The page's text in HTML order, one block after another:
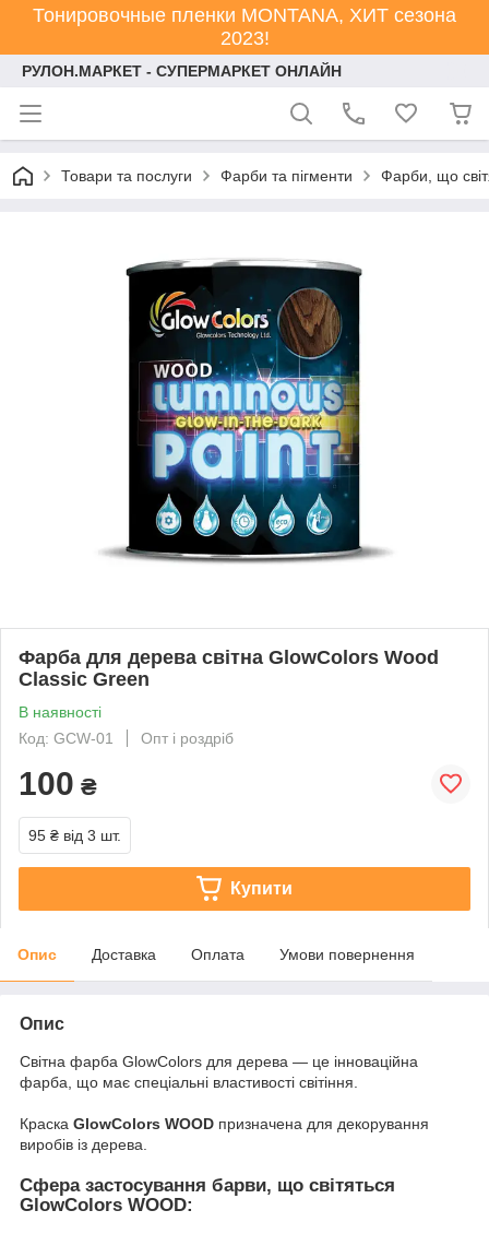
Тонировочные пленки MONTANA, ХИТ сезона
2023!
РУЛОН.МАРКЕТ - СУПЕРМАРКЕТ ОНЛАЙН
Товари та послуги Фарби та пігменти Фарби, що
Фарба для дерева світна GlowColors Wood
Classic Green
В наявності
Код: GCW-01
Опт і роздріб
100 ₴
95 ₴ від 3 шт.
Купити
Опис Доставка Оплата Умови повернення
Опис
Світна фарба GlowColors для дерева — це інноваційна
фарба, що має спеціальні властивості світіння.
Краска GlowColors WOOD призначена для декорування
виробів із дерева.
Сфера застосування барви, що світяться
GlowColors WOOD: